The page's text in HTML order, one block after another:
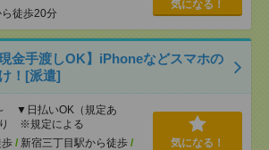
徒歩20分
気になる！
現金手渡しOK】iPhoneなどスマホの
！[派遣]
▼日払いOK（規定あ
※規定による
歩 / 新宿三丁目駅から徒歩 /
気になる！